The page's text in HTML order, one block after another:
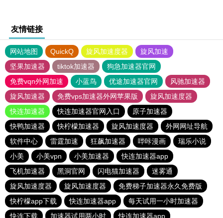
友情链接
网站地图 QuickQ 旋风加速度器
旋风加速
坚果加速器
tiktok加速器
狗急加速器官网
免费vqn外网加速
小蓝鸟 优途加速器官网
风驰加速器
旋风加速器
免费vps加速器外网苹果版
旋风加速度器
快连加速器
快连加速器官网入口
原子加速器
快鸭加速器
快柠檬加速器 旋风加速度器
外网网址导航
软件中心
雷霆加速 狂飙加速器 哔咔漫画
瑞乐小说
小美
小美vpn 小美加速器
快连加速器app
飞机加速器
黑洞官网 闪电猫加速器
迷雾通
旋风加速度器
旋风加速度器
免费梯子加速器永久免费版
快柠檬app下载
快连加速器app
每天试用一小时加速器
快连下载
加速器试用两小时 快连加速器app